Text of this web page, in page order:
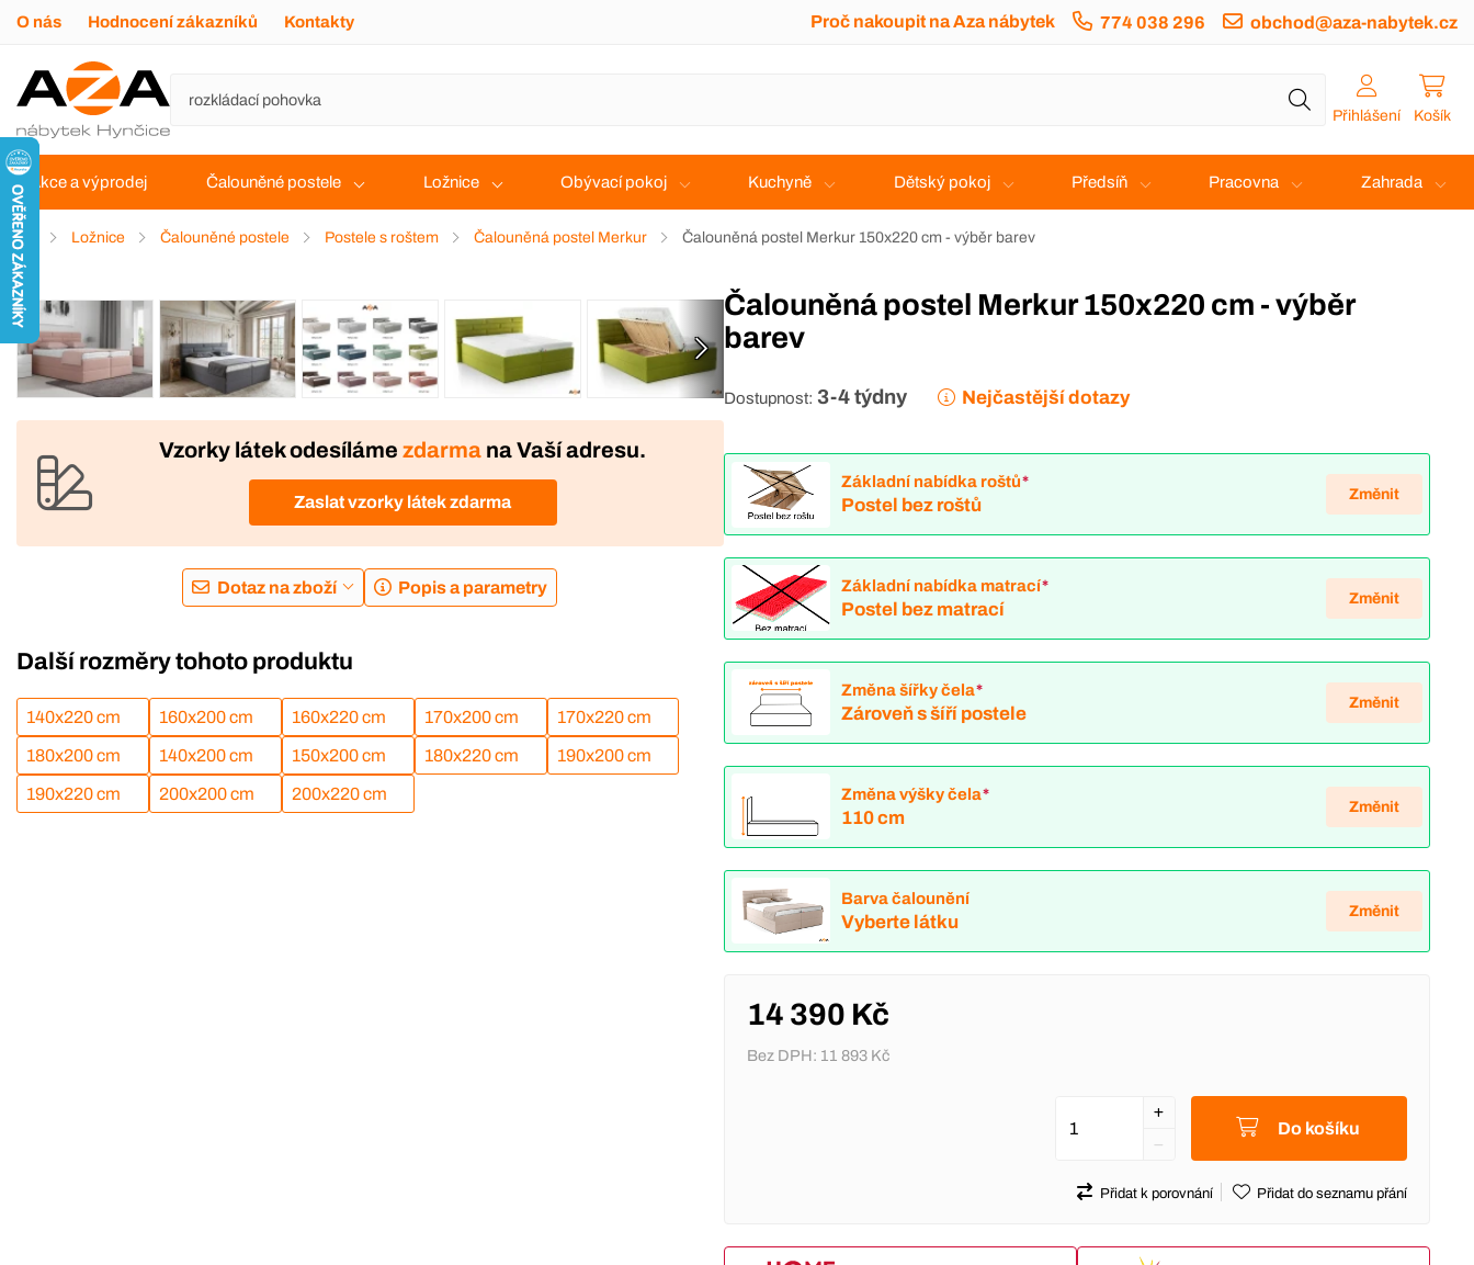
O nás Hodnocení zákazníků Kontakty Proč nakoupit na Aza nábytek 774 038 296 obchod@aza-nabytek.cz
Přihlášení Košík
Akce a výprodej Čalouněné postele Ložnice Obývací pokoj Kuchyně Dětský pokoj Předsíň Pracovna Zahrada
Ložnice Čalouněné postele Postele s roštem Čalouněná postel Merkur Čalouněná postel Merkur 150x220 cm - výběr barev
VÝROBA
Vzorky látek odesílámezdarma na Vaší adresu.
Zaslat vzorky látek zdarma
Dotaz na zboží Popis a parametry
Další rozměry tohoto produktu
140x220 cm 160x200 cm 160x220 cm 170x200 cm 170x220 cm
180x200 cm 140x200 cm 150x200 cm 180x220 cm 190x200 cm
190x220 cm 200x200 cm 200x220 cm
Čalouněná postel Merkur 150x220 cm - výběr
barev
Dostupnost: 3-4 týdny Nejčastější dotazy
Základní nabídka roštů*
Postel bez roštů
Změnit
Základní nabídka matrací*
Postel bez matrací
Změnit
Změna šířky čela*
Zároveň s šíří postele
Změnit
Změna výšky čela*
110 cm
Změnit
Barva čalounění
Vyberte látku
Změnit
14 390 Kč
Bez DPH: 11 893 Kč
Do košíku
Přidat k porovnání Přidat do seznamu přání